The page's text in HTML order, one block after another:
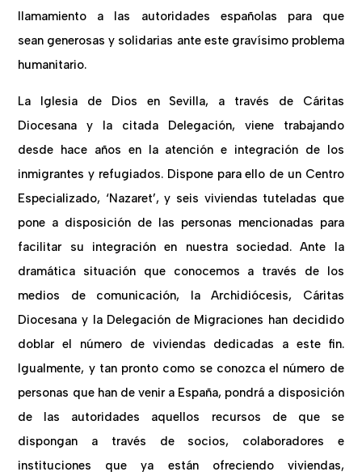
llamamiento a las autoridades españolas para que
sean generosas y solidarias ante este gravísimo problema
humanitario.
La Iglesia de Dios en Sevilla, a través de Cáritas
Diocesana y la citada Delegación, viene trabajando
desde hace años en la atención e integración de los
inmigrantes y refugiados. Dispone para ello de un Centro
Especializado, ‘Nazaret’, y seis viviendas tuteladas que
pone a disposición de las personas mencionadas para
facilitar su integración en nuestra sociedad. Ante la
dramática situación que conocemos a través de los
medios de comunicación, la Archidiócesis, Cáritas
Diocesana y la Delegación de Migraciones han decidido
doblar el número de viviendas dedicadas a este fin.
Igualmente, y tan pronto como se conozca el número de
personas que han de venir a España, pondrá a disposición
de las autoridades aquellos recursos de que se
dispongan a través de socios, colaboradores e
instituciones que ya están ofreciendo viviendas,